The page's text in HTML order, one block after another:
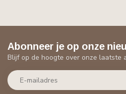
Abonneer je op onze
Blijf op de hoogte over onze laatste